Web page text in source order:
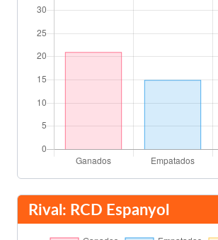
Rival: RCD Espanyol